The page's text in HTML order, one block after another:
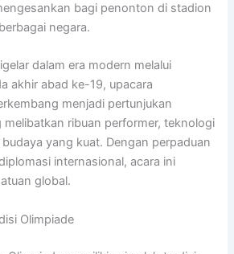
bagi penonton di stadion
negara.
dalam era modern melalui
akhir abad ke-19, upacara
menjadi pertunjukan
melibatkan ribuan performer, teknologi
yang kuat. Dengan perpaduan
internasional, acara ini
global.
Olimpiade